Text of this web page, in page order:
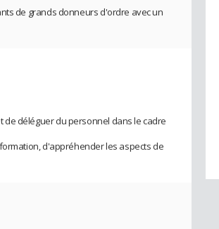
de grands donneurs d'ordre avec un
de déléguer du personnel dans le cadre
d'appréhender les aspects de